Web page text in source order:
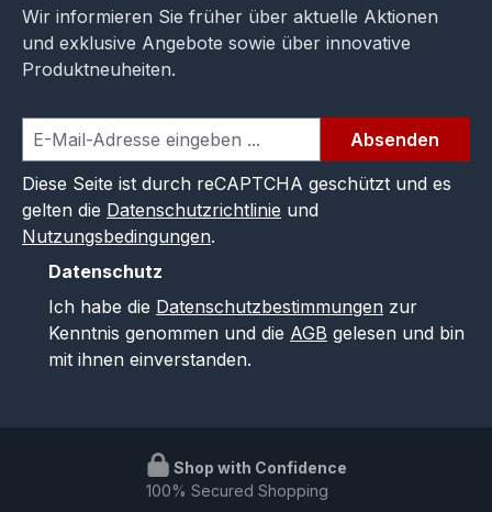
Wir informieren Sie früher über aktuelle Aktionen
und exklusive Angebote sowie über innovative
Produktneuheiten.
Absenden
Diese Seite ist durch reCAPTCHA geschützt und es
gelten die Datenschutzrichtlinie und
Nutzungsbedingungen.
Datenschutz
Ich habe die Datenschutzbestimmungen zur
Kenntnis genommen und die AGB gelesen und bin
mit ihnen einverstanden.
Shop with Confidence
100% Secured Shopping